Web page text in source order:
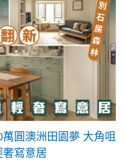
圓澳洲田園夢 大角咀
寫意居